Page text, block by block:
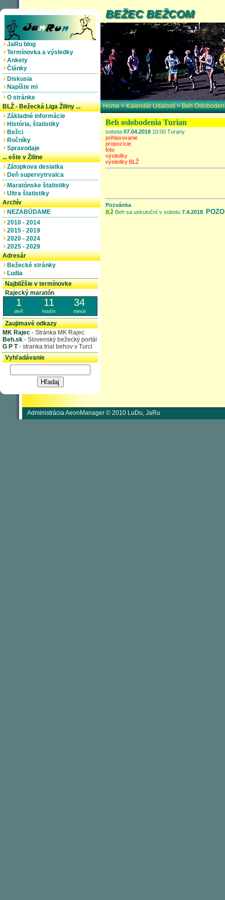
JaRu blog
Termínovka a výsledky
Ankety
Články
Diskusia
Napíšte mi
O stránke
BLŽ - Bežecká Liga Žiliny ...
Základné informácie
História, štatistiky
Bežci
Ročníky
Spravodaje
... ešte v Žiline
Zátopkova desiatka
Deň supervytrvalca
Maratónske štatistiky
Ultra štatistiky
Archív
NEZABÚDAME
2010 - 2014
2015 - 2019
2020 - 2024
2025 - 2029
Adresár
Bežecké stránky
Ľudia
Najbližšie v termínovke
Rajecký maratón
1
deň
11
hodín
34
minút
Zaujimavé odkazy
MK Rajec - Stránka MK Rajec
Beh.sk - Slovenský bežecký portál
G P T- stranka trial behov v Turci
Vyhľadávanie
BEŽEC BEŽCOM
Home>Kalendár Udalostí>Beh
Beh oslobodenia Turian
sobota 07.04.2018 10:00 Turany
prihlasovanie
propozície
foto
výsledky
výsledky BLŽ
Pozvánka
Beh sa uskutoční v sobotu 7.4.2018
AdministráciaAeonManager © 2010 LuDu, JaRu